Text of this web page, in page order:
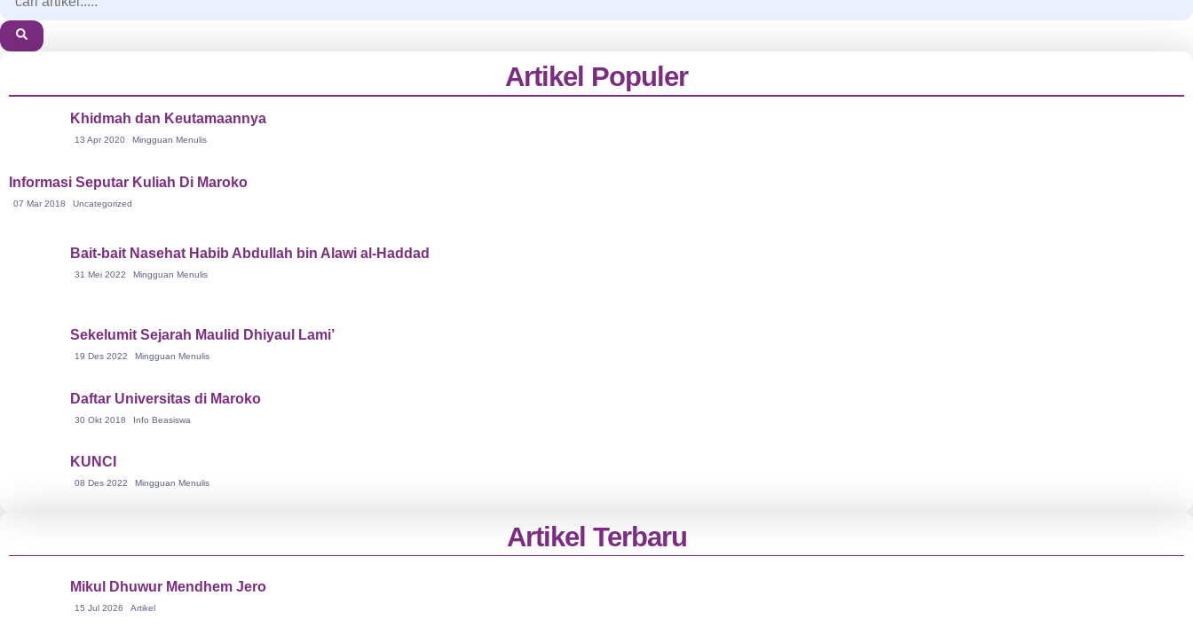
Artikel Populer
Khidmah dan Keutamaannya
13 Apr 2020 Mingguan Menulis
Informasi Seputar Kuliah Di Maroko
07 Mar 2018 Uncategorized
Bait-bait Nasehat Habib Abdullah bin Alawi al-Haddad
31 Mei 2022 Mingguan Menulis
Sekelumit Sejarah Maulid Dhiyaul Lami’
19 Des 2022 Mingguan Menulis
Daftar Universitas di Maroko
30 Okt 2018 Info Beasiswa
KUNCI
08 Des 2022 Mingguan Menulis
Artikel Terbaru
Mikul Dhuwur Mendhem Jero
15 Jul 2026 Artikel